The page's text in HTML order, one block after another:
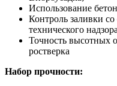
Использование
Контроль заливки
технического
Точность высотных
ростверка
Набор прочности: